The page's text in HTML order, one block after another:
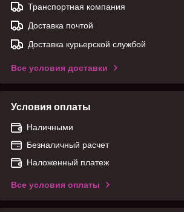
Транспортная компания
Доставка почтой
Доставка курьерской службой
Все условия доставки
Условия оплаты
Наличными
Безналичный расчет
Наложенный платеж
Все условия оплаты